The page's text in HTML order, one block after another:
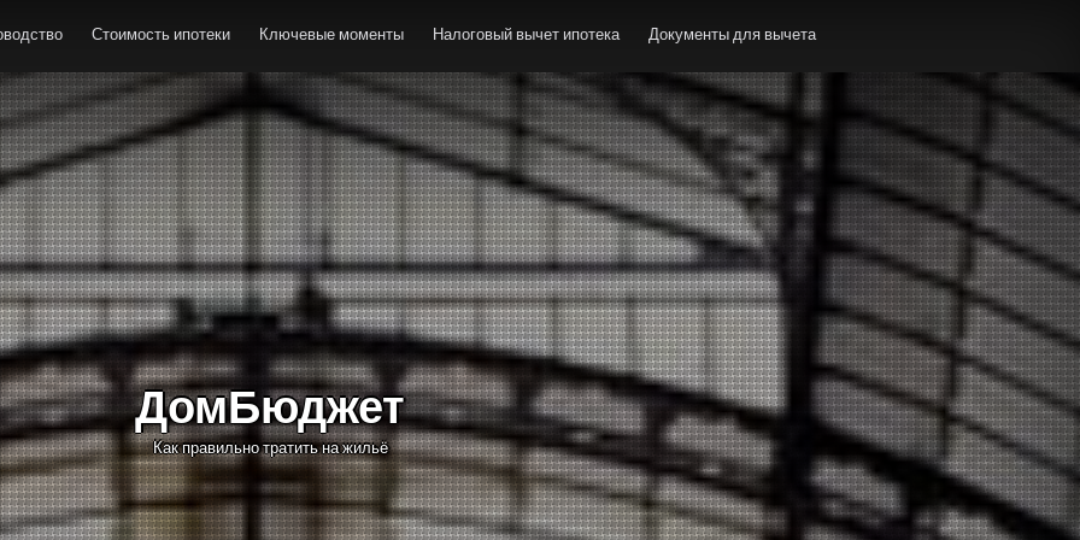
Стоимость ипотеки Ключевые моменты Налоговый вычет ипотека Документы для вычета
ДомБюджет
Как правильно тратить на жильё